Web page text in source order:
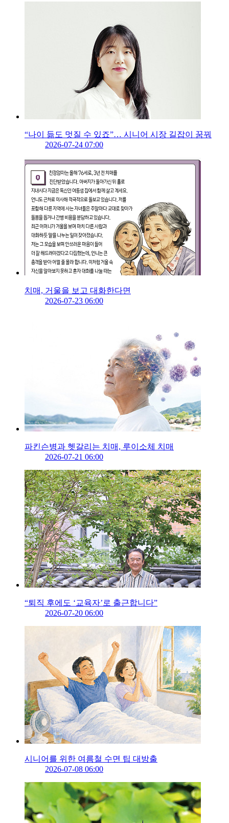
“나이 듦도 멋질 수 있죠”… 시니어 시장 길잡이 꿈꿔
2026-07-24 07:00
치매, 거울을 보고 대화한다면
2026-07-23 06:00
파킨슨병과 헷갈리는 치매, 루이소체 치매
2026-07-21 06:00
“퇴직 후에도 ‘교육자’로 출근합니다”
2026-07-20 06:00
시니어를 위한 여름철 수면 팁 대방출
2026-07-08 06:00